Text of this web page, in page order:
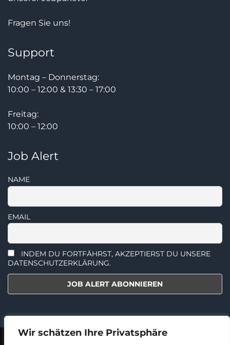
Wir schätzen Ihre Privatsphäre
Fragen Sie uns!
Support
Montag – Donnerstag:
10:00 – 12:00 & 13:30 – 17:00
Freitag:
10:00 – 12:00
Job Alert
NAME
EMAIL
INDEM DU FORTFÄHRST, AKZEPTIERST DU UNSERE
DATENSCHUTZERKLÄRUNG.